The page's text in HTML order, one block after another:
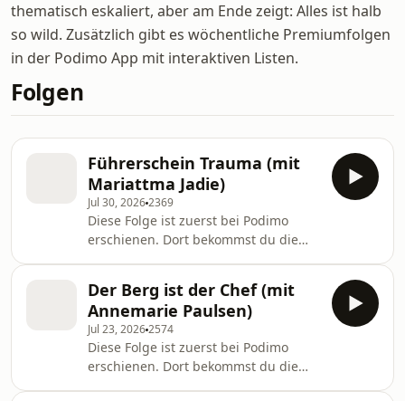
thematisch eskaliert, aber am Ende zeigt: Alles ist halb
so wild. Zusätzlich gibt es wöchentliche Premiumfolgen
in der Podimo App mit interaktiven Listen.
Folgen
Führerschein Trauma (mit
Mariattma Jadie)
Jul 30, 20262369
Diese Folge ist zuerst bei Podimo
erschienen. Dort bekommst du die
Podimo-App downloaden & testen:
https://podimo.de/halbsowild +++
Linella hat ihren 26. Geburtstag
gefeiert und dafür erstmal einen
Tisch für 20 Personen in der komplett
falschen Pizzeria (öffentliche
Der Berg ist der Chef (mit
Annemarie Paulsen)
Jul 23, 20262574
Diese Folge ist zuerst bei Podimo
erschienen. Dort bekommst du die